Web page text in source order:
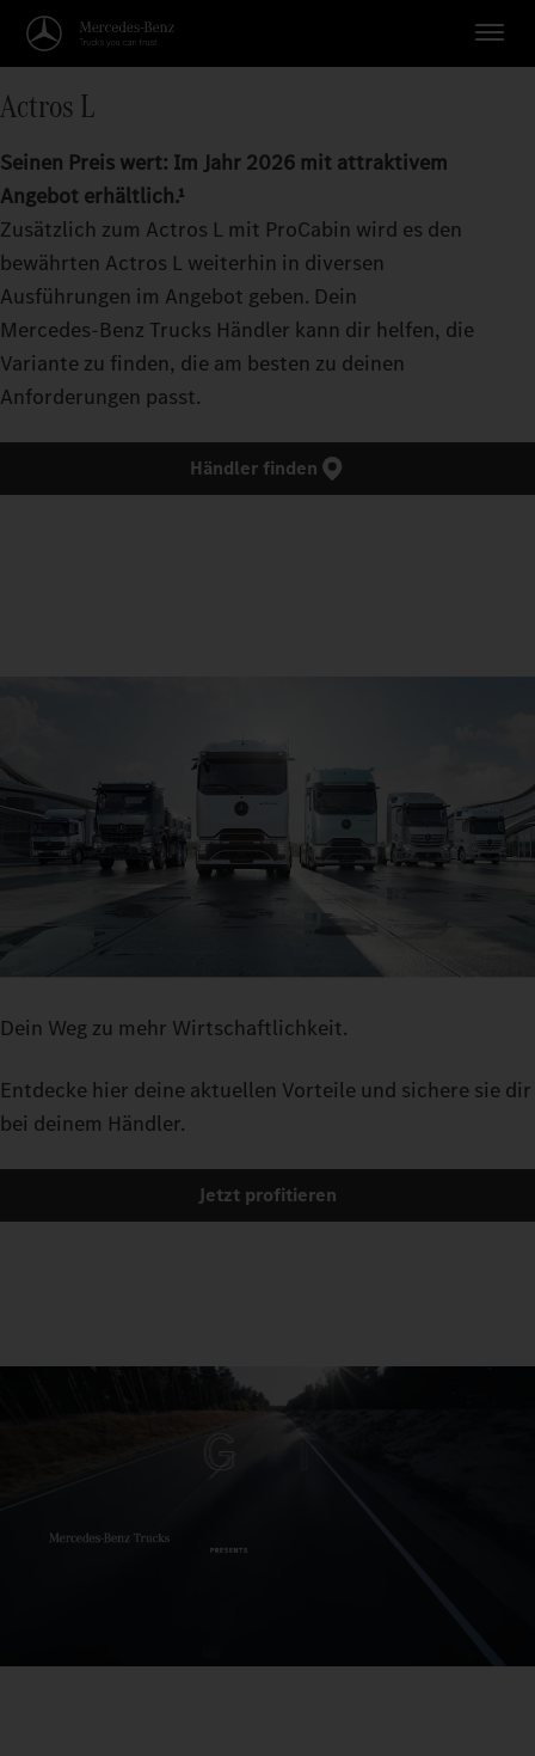
Actros L
Seinen Preis wert: Im Jahr 2026 mit attraktivem
Angebot erhältlich.¹
Zusätzlich zum Actros L mit ProCabin wird es den
bewährten Actros L weiterhin in diversen
Ausführungen im Angebot geben. Dein
Mercedes‑Benz Trucks Händler kann dir helfen, die
Variante zu finden, die am besten zu deinen
Anforderungen passt.
Händler finden
Dein Weg zu mehr Wirtschaftlichkeit.
Entdecke hier deine aktuellen Vorteile und sichere sie dir
bei deinem Händler.
Jetzt profitieren